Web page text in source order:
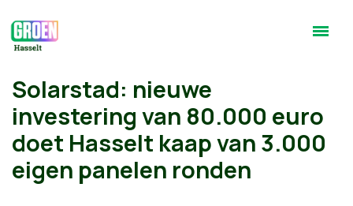
Solarstad: nieuwe
investering van 80.000 euro
doet Hasselt kaap van 3.000
eigen panelen ronden